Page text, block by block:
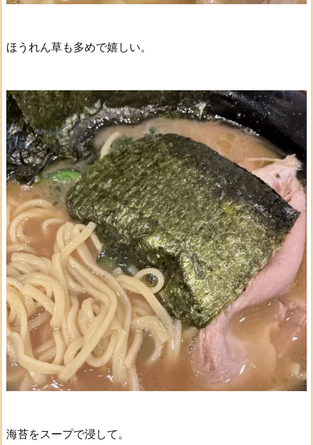
ほうれん草も多めで嬉しい。
海苔をスープで浸して。